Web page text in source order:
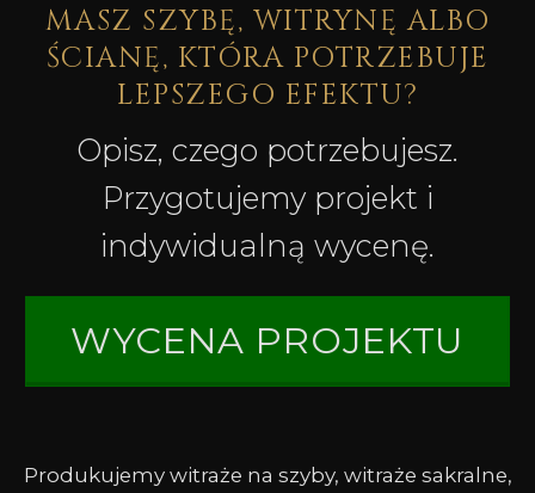
MASZ SZYBĘ, WITRYNĘ ALBO
ŚCIANĘ, KTÓRA POTRZEBUJE
LEPSZEGO EFEKTU?
Opisz, czego potrzebujesz.
Przygotujemy projekt i
indywidualną wycenę.
WYCENA PROJEKTU
Produkujemy witraże na szyby, witraże sakralne,